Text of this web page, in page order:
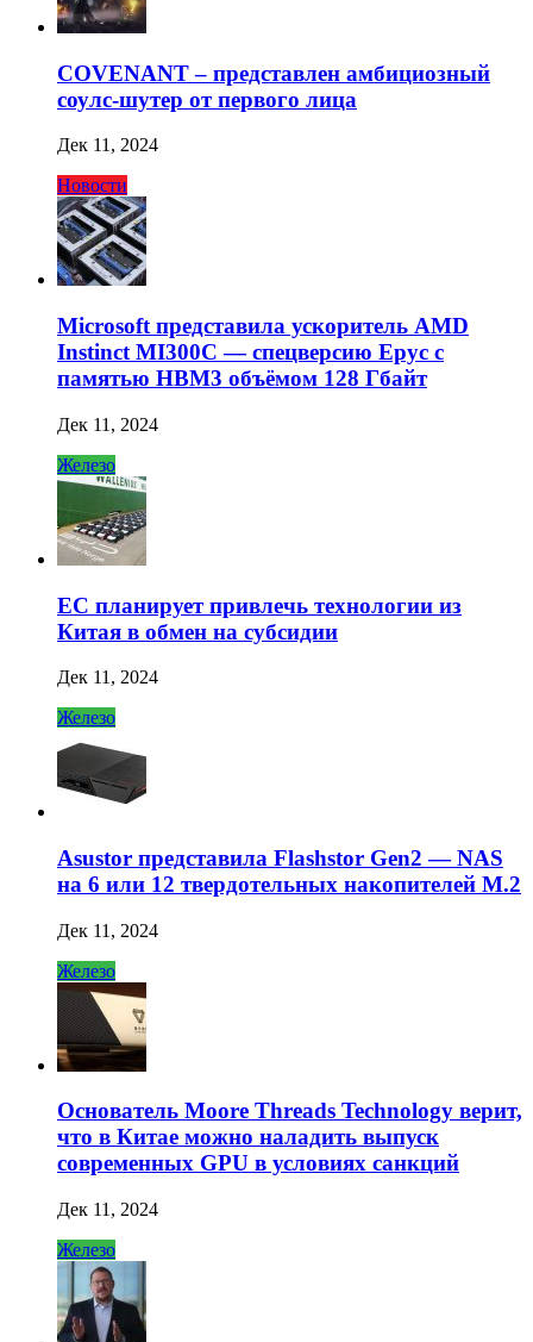
COVENANT – представлен амбициозный
соулс-шутер от первого лица
Дек 11, 2024
Новости
Microsoft представила ускоритель AMD
Instinct MI300C — спецверсию Epyc с
памятью HBM3 объёмом 128 Гбайт
Дек 11, 2024
Железо
ЕС планирует привлечь технологии из
Китая в обмен на субсидии
Дек 11, 2024
Железо
Asustor представила Flashstor Gen2 — NAS
на 6 или 12 твердотельных накопителей M.2
Дек 11, 2024
Железо
Основатель Moore Threads Technology верит,
что в Китае можно наладить выпуск
современных GPU в условиях санкций
Дек 11, 2024
Железо